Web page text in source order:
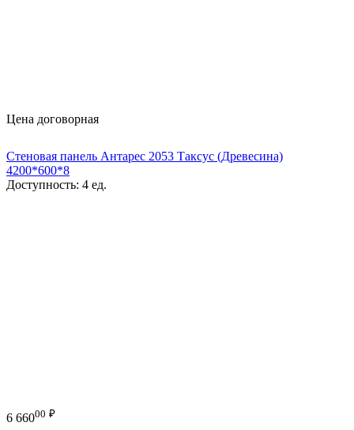
Цена договорная
Стеновая панель Антарес 2053 Таксус (Древесина)
4200*600*8
Доступность: 4 ед.
6 66000 ₽